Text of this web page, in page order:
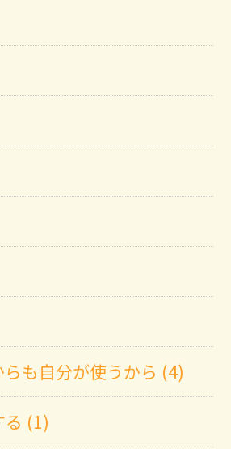
も自分が使うから (4)
る (1)